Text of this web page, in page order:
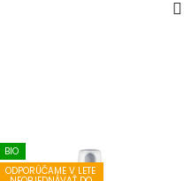
BIO
ODPORÚČAME V LETE